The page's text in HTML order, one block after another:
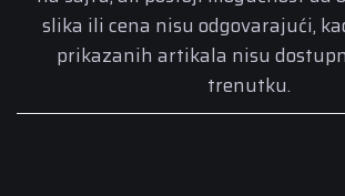
slika ili cena nisu odgovarajući,
prikazanih artikala nisu
trenutku.